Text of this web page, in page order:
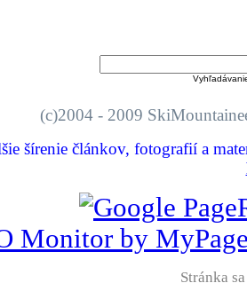
(c)2004 - 2009
šírenie článkov, fotografií a
Stránka